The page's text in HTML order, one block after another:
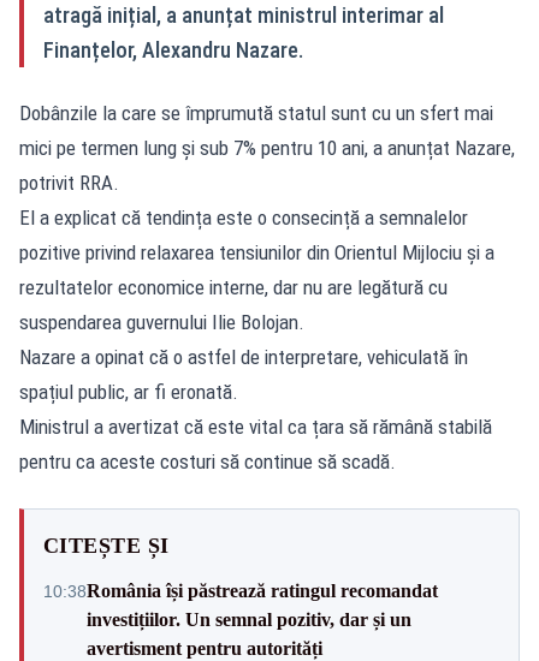
atragă inițial, a anunțat ministrul interimar al
Finanțelor, Alexandru Nazare.
Dobânzile la care se împrumută statul sunt cu un sfert mai
mici pe termen lung și sub 7% pentru 10 ani, a anunțat Nazare,
potrivit RRA.
El a explicat că tendința este o consecință a semnalelor
pozitive privind relaxarea tensiunilor din Orientul Mijlociu și a
rezultatelor economice interne, dar nu are legătură cu
suspendarea guvernului Ilie Bolojan.
Nazare a opinat că o astfel de interpretare, vehiculată în
spațiul public, ar fi eronată.
Ministrul a avertizat că este vital ca țara să rămână stabilă
pentru ca aceste costuri să continue să scadă.
CITEȘTE ȘI
10:38România își păstrează ratingul recomandat
investițiilor. Un semnal pozitiv, dar și un
avertisment pentru autorități